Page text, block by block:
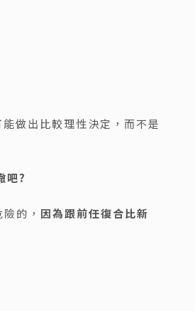
做出比較理性決定，而不是
吧?
的， 因為跟前任復合比新